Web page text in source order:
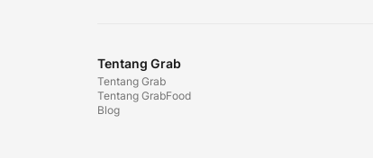
Tentang Grab
Tentang Grab
Tentang GrabFood
Blog